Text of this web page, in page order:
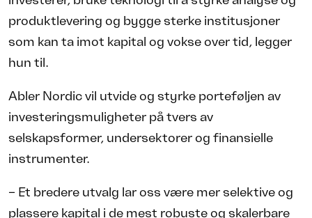
produktlevering og bygge sterke institusjoner
som kan ta imot kapital og vokse over tid, legger
hun til.
Abler Nordic vil utvide og styrke porteføljen av
investeringsmuligheter på tvers av
selskapsformer, undersektorer og finansielle
instrumenter.
– Et bredere utvalg lar oss være mer selektive og
plassere kapital i de mest robuste og skalerbare